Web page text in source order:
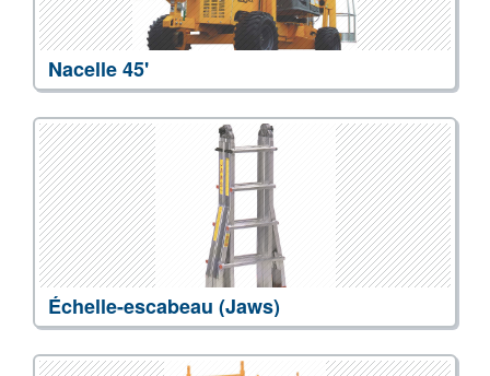
Nacelle 45'
Échelle-escabeau (Jaws)